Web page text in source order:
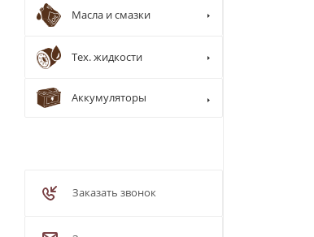
Масла и смазки
Тех. жидкости
Аккумуляторы
Заказать звонок